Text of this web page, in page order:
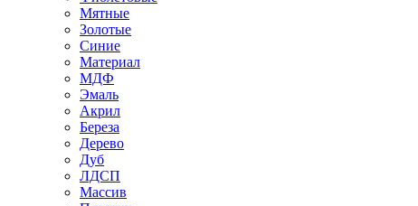
Мятные
Золотые
Синие
Материал
МДФ
Эмаль
Акрил
Береза
Дерево
Дуб
ЛДСП
Массив